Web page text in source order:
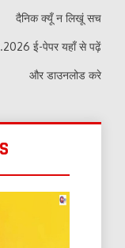
दैनिक क्यूँ न लिखूं सच
ई-पेपर यहाँ से पढ़ें
और डाउनलोड करे